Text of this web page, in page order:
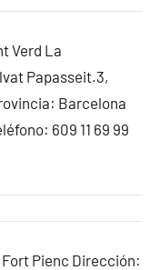
Verd La
Papasseit.3,
Barcelona
609 11 69 99
Fort Pienc Dirección: